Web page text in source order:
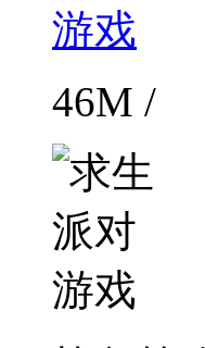
46M /